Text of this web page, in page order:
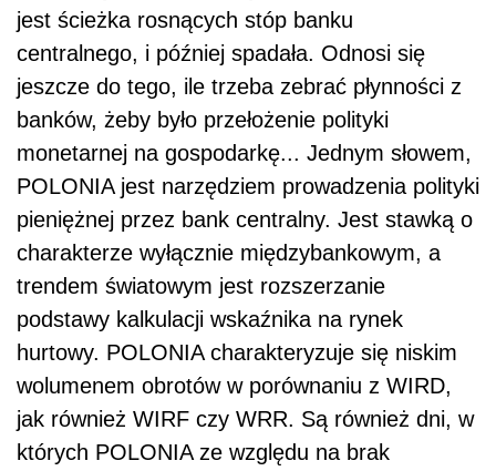
jest ścieżka rosnących stóp banku
centralnego, i później spadała. Odnosi się
jeszcze do tego, ile trzeba zebrać płynności z
banków, żeby było przełożenie polityki
monetarnej na gospodarkę... Jednym słowem,
POLONIA jest narzędziem prowadzenia polityki
pieniężnej przez bank centralny. Jest stawką o
charakterze wyłącznie międzybankowym, a
trendem światowym jest rozszerzanie
podstawy kalkulacji wskaźnika na rynek
hurtowy. POLONIA charakteryzuje się niskim
wolumenem obrotów w porównaniu z WIRD,
jak również WIRF czy WRR. Są również dni, w
których POLONIA ze względu na brak